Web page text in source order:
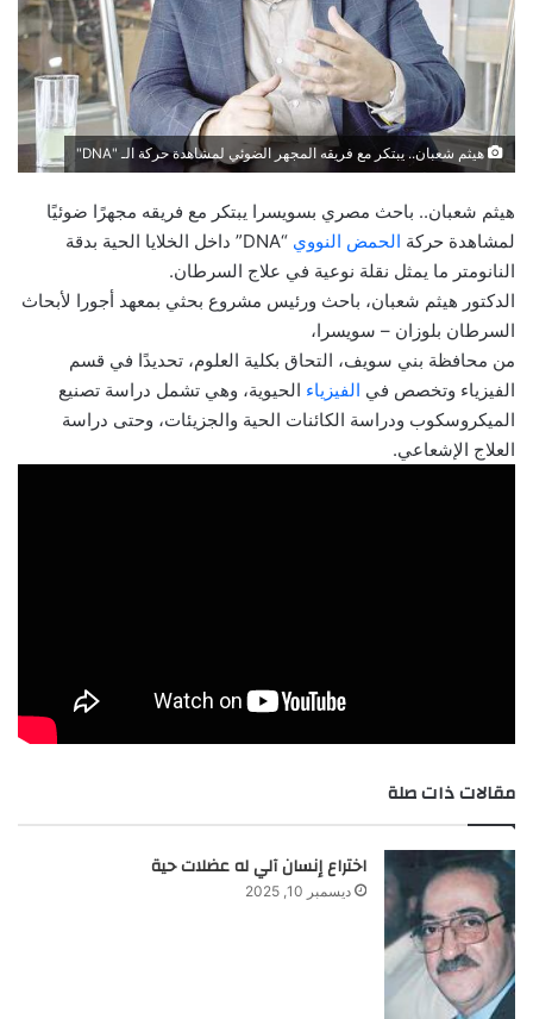
هيثم شعبان.. يبتكر مع فريقه المجهر الضوئي لمشاهدة حركة الـ "DNA"
هيثم شعبان.. باحث مصري بسويسرا يبتكر مع فريقه مجهرًا ضوئيًا
لمشاهدة حركة الحمض النووي
“DNA” داخل الخلايا الحية بدقة
النانومتر ما يمثل نقلة نوعية في علاج السرطان.
الدكتور هيثم شعبان، باحث ورئيس مشروع بحثي بمعهد أجورا لأبحاث
السرطان بلوزان – سويسرا،
من محافظة بني سويف، التحاق بكلية العلوم، تحديدًا في قسم
الفيزياء وتخصص في الفيزياء الحيوية، وهي تشمل دراسة تصنيع
الميكروسكوب ودراسة الكائنات الحية والجزيئات، وحتى دراسة
العلاج الإشعاعي.
مقالات ذات صلة
اختراع إنسان آلي له عضلات حية
ديسمبر 10, 2025